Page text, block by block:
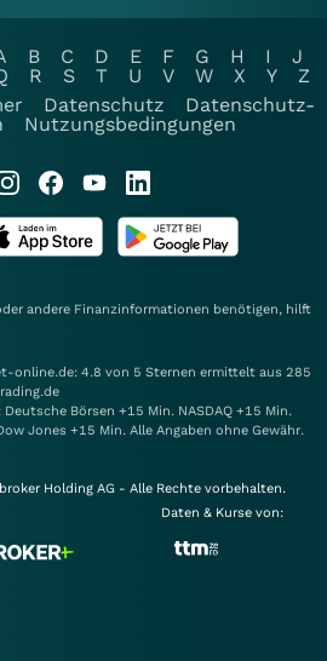
B C D E F G H I
J
R S T U V W X Y
Z
Datenschutz
Datenschutz-
Nutzungsbedingungen
andere Finanzinformationen benötigen, hilft
online.de: 4.8 von 5 Sternen ermittelt aus 285
Börsen +15 Min. NASDAQ +15 Min.
Jones +15 Min. Alle Angaben ohne Gewähr.
Holding AG - Alle Rechte vorbehalten.
Daten & Kurse von: